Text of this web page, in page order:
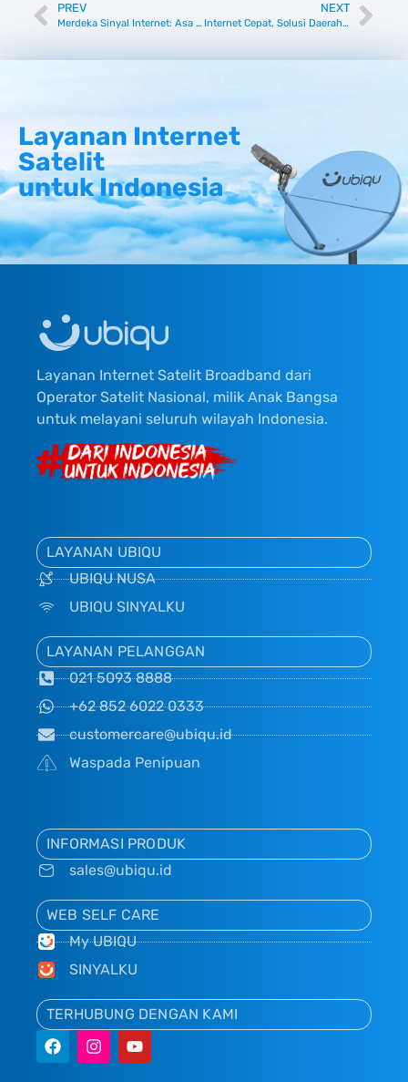
PREV
Merdeka Sinyal Internet: Asa Konektivitas di Kepulauan Rempah
NEXT
Internet Cepat, Solusi Daerah Terpencil di Jawa & Nusa Tenggara
Layanan Internet
Satelit
untuk Indonesia
Layanan Internet Satelit Broadband dari
Operator Satelit Nasional, milik Anak Bangsa
untuk melayani seluruh wilayah Indonesia.
LAYANAN UBIQU
UBIQU NUSA
UBIQU SINYALKU
LAYANAN PELANGGAN
021 5093 8888
+62 852 6022 0333
customercare@ubiqu.id
Waspada Penipuan
INFORMASI PRODUK
sales@ubiqu.id
WEB SELF CARE
My UBIQU
SINYALKU
TERHUBUNG DENGAN KAMI